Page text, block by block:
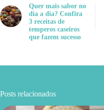
Quer mais sabor no
dia a dia? Confira
3 receitas de
temperos caseiros
que fazem sucesso
Posts relacionados